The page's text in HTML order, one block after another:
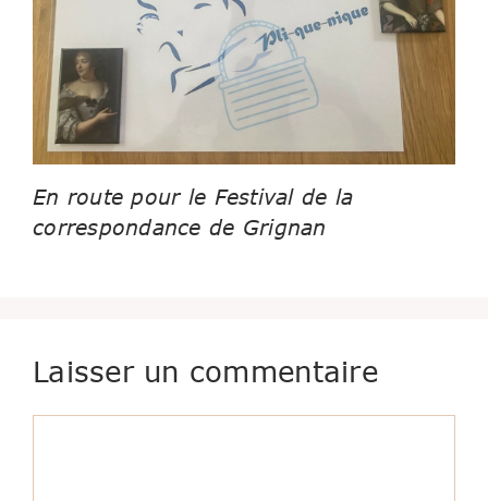
En route pour le Festival de la
correspondance de Grignan
Laisser un commentaire